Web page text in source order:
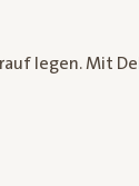
legen. Mit